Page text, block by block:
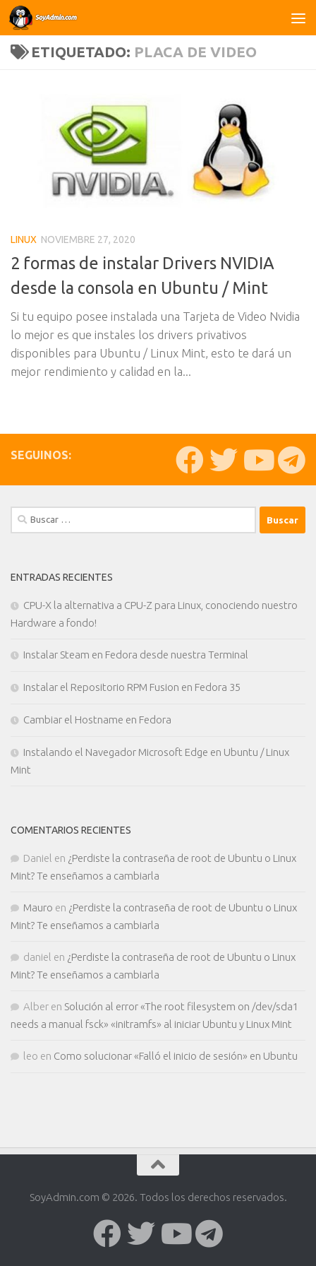
Saltar al contenido
ETIQUETADO: PLACA DE VIDEO
LINUX NOVIEMBRE 27, 2020
2 formas de instalar Drivers NVIDIA
desde la consola en Ubuntu / Mint
Si tu equipo posee instalada una Tarjeta de Video Nvidia
lo mejor es que instales los drivers privativos
disponibles para Ubuntu / Linux Mint, esto te dará un
mejor rendimiento y calidad en la...
SEGUINOS:
Buscar:
ENTRADAS RECIENTES
CPU-X la alternativa a CPU-Z para Linux, conociendo nuestro
Hardware a fondo!
Instalar Steam en Fedora desde nuestra Terminal
Instalar el Repositorio RPM Fusion en Fedora 35
Cambiar el Hostname en Fedora
Instalando el Navegador Microsoft Edge en Ubuntu / Linux
Mint
COMENTARIOS RECIENTES
Daniel en ¿Perdiste la contraseña de root de Ubuntu o Linux
Mint? Te enseñamos a cambiarla
Mauro en ¿Perdiste la contraseña de root de Ubuntu o Linux
Mint? Te enseñamos a cambiarla
daniel en ¿Perdiste la contraseña de root de Ubuntu o Linux
Mint? Te enseñamos a cambiarla
Alber en Solución al error «The root filesystem on /dev/sda1
needs a manual fsck» «initramfs» al iniciar Ubuntu y Linux Mint
leo en Como solucionar «Falló el inicio de sesión» en Ubuntu
SoyAdmin.com © 2026. Todos los derechos reservados.